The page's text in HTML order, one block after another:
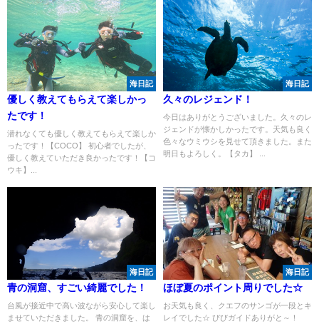
海日記
優しく教えてもらえて楽しかっ
たです！
潜れなくても優しく教えてもらえて楽しか
ったです！【COCO】 初心者でしたが、
優しく教えていただき良かったです！【コ
ウキ】...
海日記
久々のレジェンド！
今日はありがとうございました。久々のレ
ジェンドが懐かしかったです。天気も良く
色々なウミウシを見せて頂きました。また
明日もよろしく。【タカ】 ...
海日記
青の洞窟、すごい綺麗でした！
台風が接近中で高い波ながら安心して楽し
ませていただきました。 青の洞窟を、は
海日記
ほぼ夏のポイント周りでした☆
お天気も良く、クエフのサンゴが一段とキ
レイでした☆ びびガイドありがと～！